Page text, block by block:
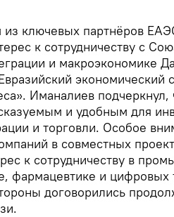
из ключевых партнёров
к сотрудничеству с
и макроэкономике
экономический
Иманалиев
и удобным для
и торговли. Особое
в совместных
к сотрудничеству в
фармацевтике и цифровых
договорились